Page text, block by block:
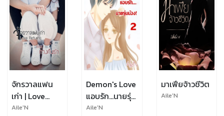
จักรวาลแฟน
เก่า | Love
Returns ตอน
Aile'N
Demon's Love
แอบรัก...นายรุ่น
น้อง! 2
Aile'N
มาเฟียจ้าวชีวิต
Aile'N